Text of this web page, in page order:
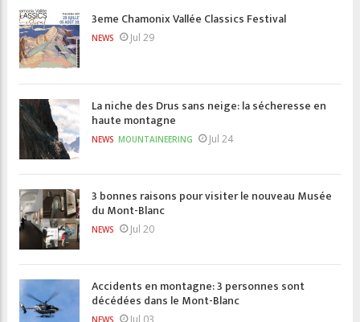
3eme Chamonix Vallée Classics Festival
NEWS Jul 29
La niche des Drus sans neige: la sécheresse en
haute montagne
NEWS MOUNTAINEERING Jul 24
3 bonnes raisons pour visiter le nouveau Musée
du Mont-Blanc
NEWS Jul 20
Accidents en montagne: 3 personnes sont
décédées dans le Mont-Blanc
NEWS Jul 03